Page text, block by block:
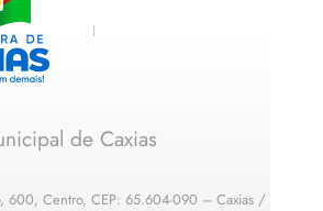
de Caxias
600, Centro, CEP: 65.604-090 – Caxias /